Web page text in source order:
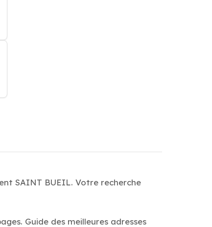
SAINT BUEIL. Votre recherche
Guide des meilleures adresses